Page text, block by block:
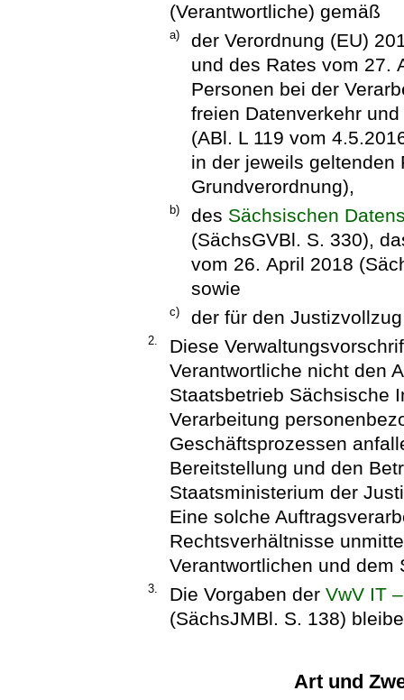
(Verantwortliche) gemäß
a)
der Verordnung (EU)
und des Rates vom 27.
Personen bei der
freien Datenverkehr
(ABl. L 119 vom
in der jeweils geltenden
Grundverordnung),
b) des Sächsischen
(SächsGVBl. S. 330),
vom 26. April 2018
sowie
c) der für den
2.
Diese
Verantwortliche nicht den
Staatsbetrieb Sächsische
Verarbeitung
Geschäftsprozessen
Bereitstellung und den
Staatsministerium der
Eine solche
Rechtsverhältnisse
Verantwortlichen und dem
3. Die Vorgaben der VwV IT
(SächsJMBl. S. 138)
Art und